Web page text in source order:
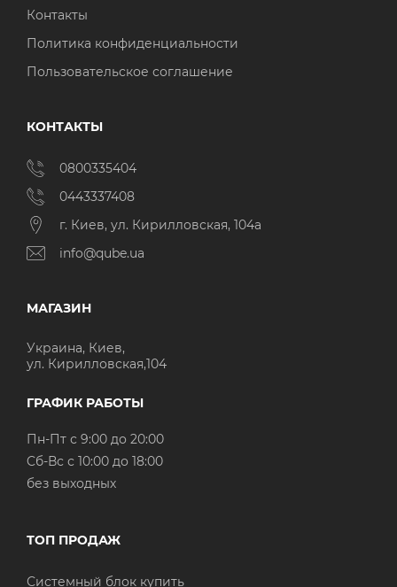
Контакты
Политика конфиденциальности
Пользовательское соглашение
КОНТАКТЫ
0800335404
0443337408
г. Киев, ул. Кирилловская, 104а
info@qube.ua
МАГАЗИН
Украина, Киев,
ул. Кирилловская,104
ГРАФИК РАБОТЫ
Пн-Пт с 9:00 до 20:00
Cб-Вс с 10:00 до 18:00
без выходных
ТОП ПРОДАЖ
Системный блок купить